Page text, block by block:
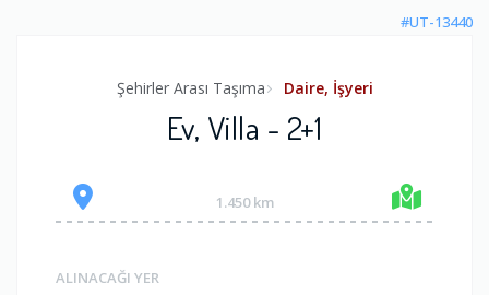
#UT-13440
Şehirler Arası Taşıma Daire, İşyeri
Ev, Villa - 2+1
1.450 km
ALINACAĞI YER